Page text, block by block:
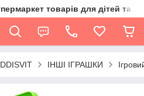
товарів для дітей та їх
ІНШІ ІГРАШКИ